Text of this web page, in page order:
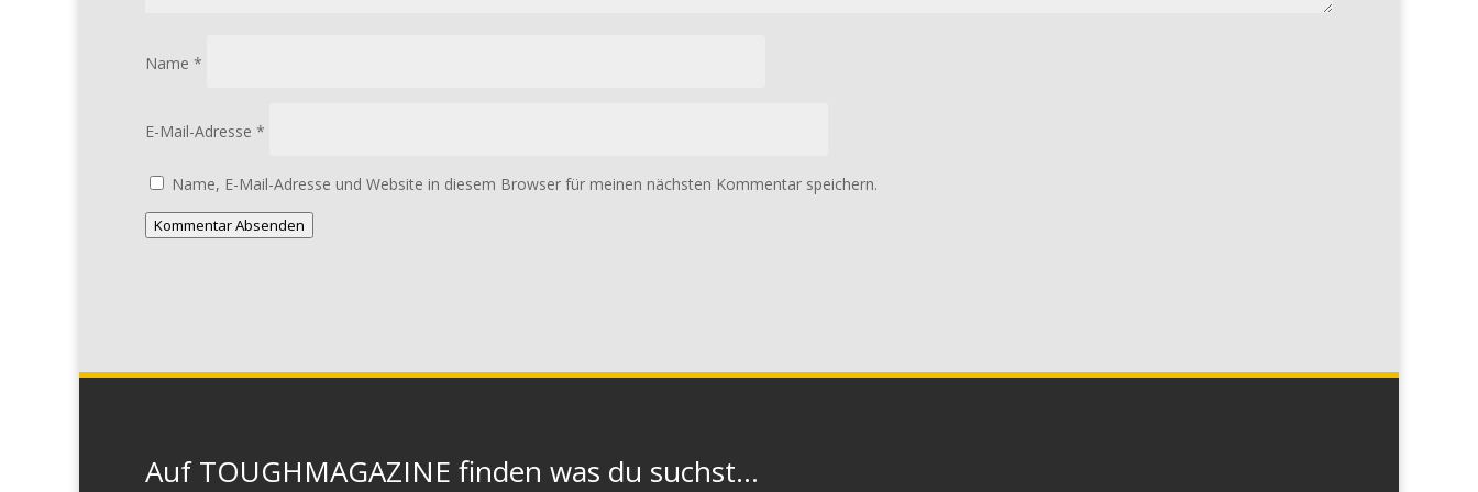
Name *
E-Mail-Adresse *
Name, E-Mail-Adresse und Website in diesem Browser für meinen nächsten Kommentar speichern.
Kommentar Absenden
Auf TOUGHMAGAZINE finden was du suchst...